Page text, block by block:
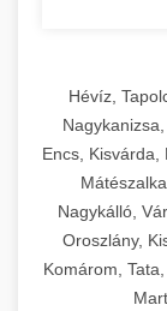
Hévíz,
Encs, Kisvárda,
Nagykálló,
Oroszlány,
Komárom,